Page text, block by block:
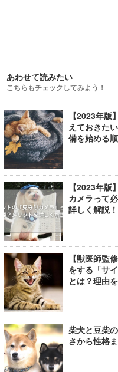
あわせて読みたい
こちらもチェックしてみよう！
【2023年版
えておきた
備を始める
【2023年版
カメラって
詳しく解説！
【獣医師監
をする「サ
とは？理由
柴犬と豆柴
さから性格